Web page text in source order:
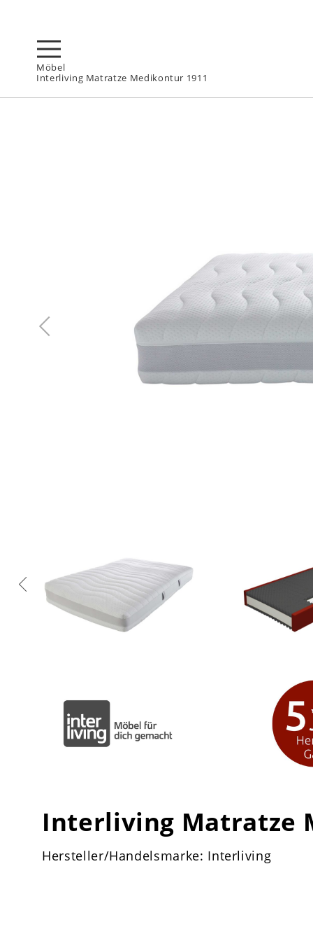
Möbel
Interliving Matratze Medikontur 1911
Interliving Matratze
Hersteller/Handelsmarke: Interliving